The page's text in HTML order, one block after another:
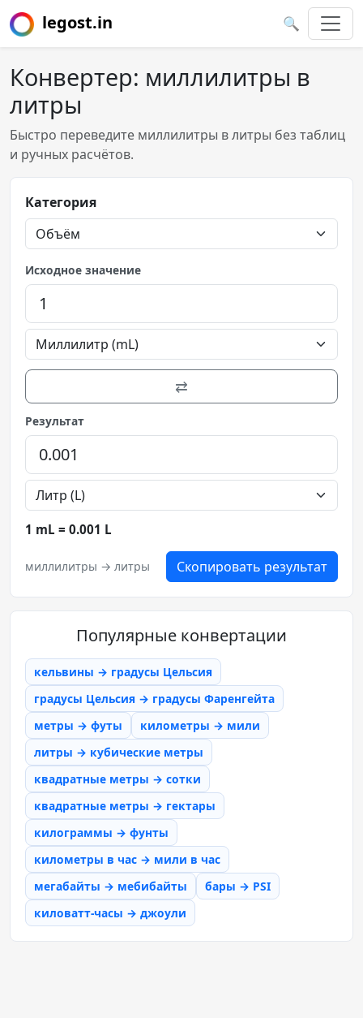
legost.in 🔍
Конвертер: миллилитры в
литры
Быстро переведите миллилитры в литры без таблиц
и ручных расчётов.
Категория
Исходное значение
⇄
Результат
1 mL = 0.001 L
миллилитры → литры Скопировать результат
Популярные конвертации
кельвины → градусы Цельсия
градусы Цельсия → градусы Фаренгейта
метры → футы
километры → мили
литры → кубические метры
квадратные метры → сотки
квадратные метры → гектары
килограммы → фунты
километры в час → мили в час
мегабайты → мебибайты
бары → PSI
киловатт-часы → джоули